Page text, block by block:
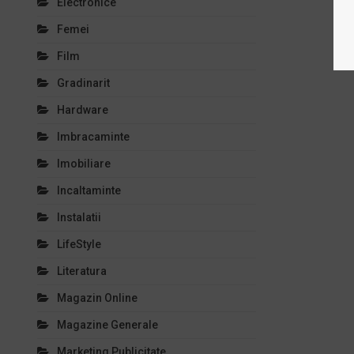
Femei
Film
Gradinarit
Hardware
Imbracaminte
Imobiliare
Incaltaminte
Instalatii
LifeStyle
Literatura
Magazin Online
Magazine Generale